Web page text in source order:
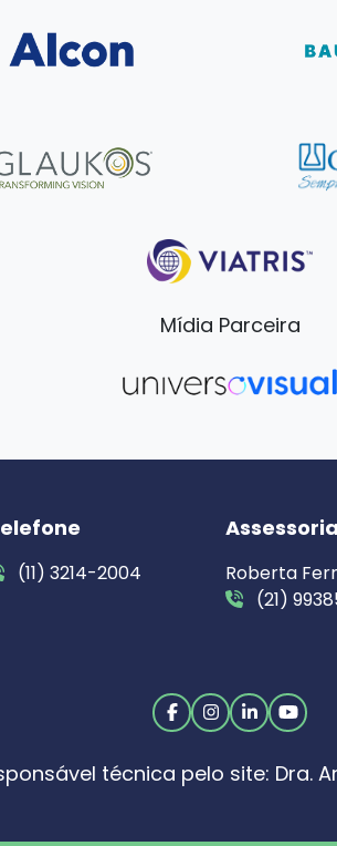
Mídia Parceira
(11) 3214-2004
Roberta
(21)
técnica pelo site: Dra.